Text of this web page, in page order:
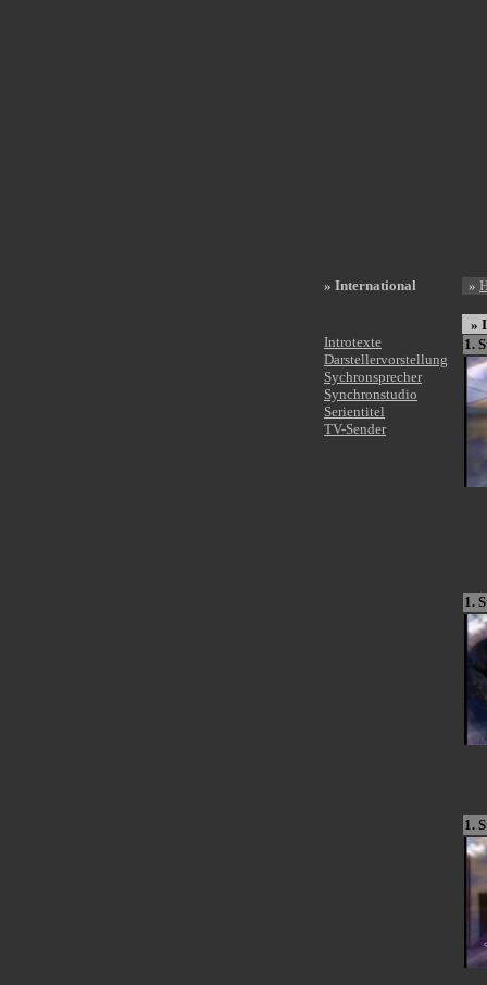
» International »
»
Introtexte
Darstellervorstellung
Sychronsprecher
Synchronstudio
Serientitel
TV-Sender
1.
1.
1.